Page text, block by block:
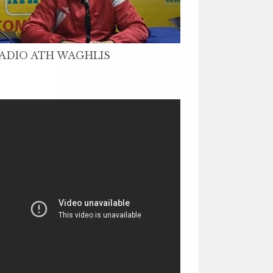
ATH WAGHLIS